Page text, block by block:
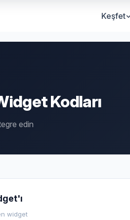
Keşfet
Kodları
edin
widget